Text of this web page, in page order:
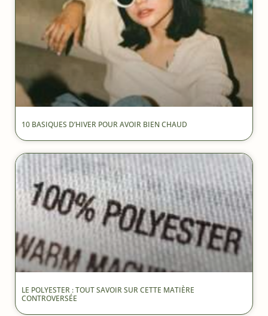
10 BASIQUES D’HIVER POUR AVOIR BIEN CHAUD
LE POLYESTER : TOUT SAVOIR SUR CETTE MATIÈRE
CONTROVERSÉE